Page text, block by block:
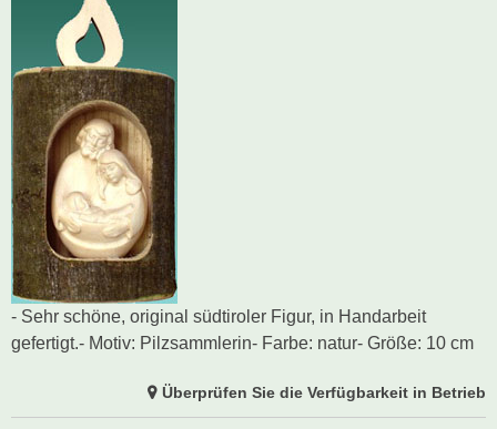
- Sehr schöne, original südtiroler Figur, in Handarbeit
gefertigt.- Motiv: Pilzsammlerin- Farbe: natur- Größe: 10 cm
Überprüfen Sie die Verfügbarkeit in Betrieb